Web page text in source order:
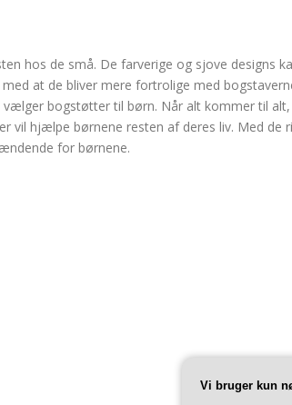
hos de små. De farverige og sjove designs
at de bliver mere fortrolige med
bogstøtter til børn. Når alt kommer til
vil hjælpe børnene resten af deres liv. Med de
for børnene.
Vi bruger kun